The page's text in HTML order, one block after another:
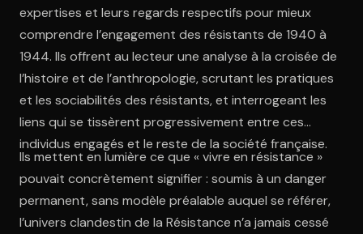
expertises et leurs regards respectifs pour mieux
comprendre l’engagement des résistants de 1940 à
1944. Ils offrent au lecteur une analyse à la croisée de
l’histoire et de l’anthropologie, scrutant les pratiques
et les sociabilités des résistants, et interrogeant les
liens qui se tissèrent progressivement entre ces
individus engagés et le reste de la société française.
Ils mettent en lumière ce que « vivre en résistance »
pouvait concrètement signifier : soumis à un danger
permanent, sans modèle préalable auquel se référer,
l’univers clandestin de la Résistance n’a jamais cessé